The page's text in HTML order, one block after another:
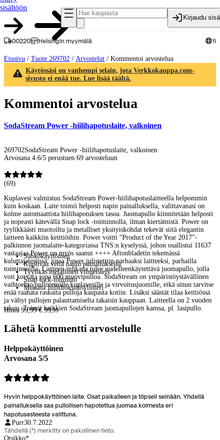
sisältöön
Kirjaudu
00220 Helsingin myymälä fi
Etusivu / Tuote 269702 / Arvostelut / Kommentoi arvostelua
Käytössäsi on vanhempi selain, jota Verkkokauppa.com-
sivusto ei enää tue. Lue lisää täältä.
Kommentoi arvostelua
SodaStream Power -hiilihapotuslaite, valkoinen
269702SodaStream Power -hiilihapotuslaite, valkoinen
Arvosana 4.6/5 perustuen 69 arvosteluun
(69)
Kuplavesi valmistuu SodaStream Power-hiilihapotuslaitteella helpommin
kuin koskaan. Laite toimii helposti napin painalluksella, valittavanasi on
kolme automaattista hiilihapotuksen tasoa. Juomapullo kiinnitetään helposti
ja nopeasti kätevällä Snap lock -toiminnolla, ilman kiertämistä. Power on
tyylikkäästi muotoiltu ja metalliset yksityiskohdat tekevät siitä elegantin
laitteen kaikkiin keittiöihin. Power voitti “Product of the Year 2017”-
palkinnon juomalaite-kategoriassa TNS:n kyselyssä, johon osallistui 11637
vastaajaa.Power on myös saanut ++++ Aftonbladetin tekemässä
kuluttajatestissä, jossa Power julistettiin parhaaksi laitteeksi, parhailla
toiminnoilla. Laitteen mukana tulee uudelleenkäytettävä juomapullo, jolla
voit korvata jopa 600 muovipulloa. SodaStream on ympäristöystävällinen
vaihtoehto pullotetuille kuplavesille ja virvoitusjuomille, eikä sinun tarvitse
enää raahata raskaita pulloja kaupasta kotiin. Lisäksi säästät tilaa keittiössä
ja vältyt pullojen palauttamiselta takaisin kauppaan. Laitteella on 2 vuoden
takuu. Toimii kaikkien SodaStream juomapullojen kanssa, pl. lasipullo.
Sähkökäyttöinen
Kuplivaa vettä napin painalluksella
Tyylikäs metallinen viimeistely
Snap lock-toiminto
Mukana hiilidioksidisylinteri
Hinta 99,99 €.99,99
Lähetä kommentti arvostelulle
Helppokäyttöinen
Arvosana 5/5
Hyvin helppokäyttöinen laite. Osat paikalleen ja töpseli seinään. Yhdellä
painalluksella saa pullollisen hapotettua juomaa kolmesta eri
hapotusasteesta valittuna.
Purr30.7.2022
Tähdellä (*) merkitty on pakollinen tieto.
Otsikko*